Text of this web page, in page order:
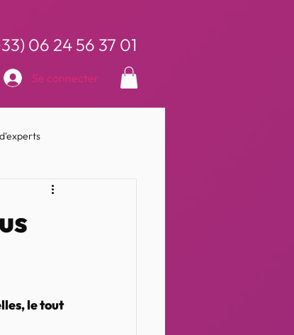
06 24 56 37 01
Se connecter
le tout